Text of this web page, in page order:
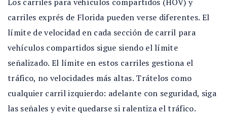
carriles exprés de Florida pueden verse diferentes. El
límite de velocidad en cada sección de carril para
vehículos compartidos sigue siendo el límite
señalizado. El límite en estos carriles gestiona el
tráfico, no velocidades más altas. Trátelos como
cualquier carril izquierdo: adelante con seguridad, siga
las señales y evite quedarse si ralentiza el tráfico.